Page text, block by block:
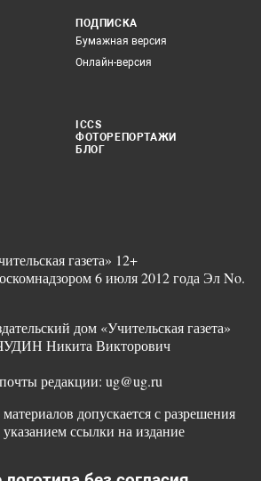
ПОДПИСКА
Бумажная версия
Онлайн-версия
ICCS
ФОТОРЕПОРТАЖИ
БЛОГ
газета» 12+
6 июля 2012 года Эл No.
дом «Учительская газета»
Никита Викторович
редакции: ug@ug.ru
допускается с разрешения
указанием ссылки на издание